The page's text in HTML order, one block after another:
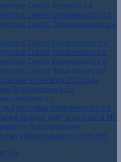
Совета Лучевого с.п.
Совета Отважненского с.п.
Совета Первосинюхинского
Совета Сладковского с.п.
Совета Упорненского с.п.
Совета Харьковского с.п.
Совета Чамлыкского с.п.
9 сентября 2018 года
Владимирского с.п.
Лучевого с.п.
главы Отважненского с.п.
выборы депутатов Совета МО
по Владимирскому
избирательному округу №6
РФ